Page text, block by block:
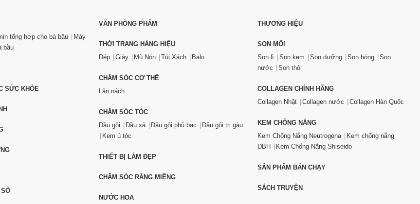
tổng hợp cho bà bầu
Máy
bầu
SỨC KHỎE
VĂN PHÒNG PHẨM
THỜI TRANG HÀNG HIỆU
Dép
Giày Mũ Nón Túi Xách Balo
CHĂM SÓC CƠ THỂ
Lăn nách
CHĂM SÓC TÓC
Dầu gội
Dầu xả Dầu gội phủ bạc
Dầu gội trị gàu
Kem ủ tóc
THIẾT BỊ LÀM ĐẸP
CHĂM SÓC RĂNG MIỆNG
NƯỚC HOA
THƯƠNG HIỆU
SON MÔI
Son lì
Son kem Son dưỡng Son bóng
Son
nước
Son thỏi
COLLAGEN CHÍNH HÃNG
Collagen Nhật
Collagen nước Collagen Hàn Quốc
KEM CHỐNG NẮNG
Kem Chống Nắng Neutrogena
Kem chống nắng
DBH
Kem Chống Nắng Shiseido
SẢN PHẨM BÁN CHẠY
SÁCH TRUYỆN